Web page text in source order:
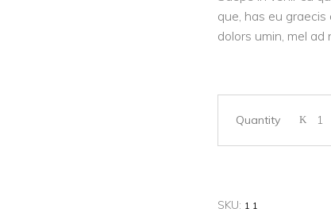
que, has eu graecis
dolors umin, mel ad
Quantity
SKU: 11